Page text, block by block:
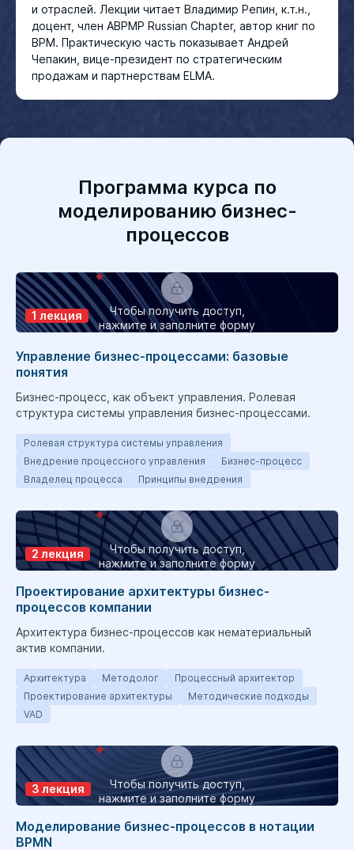
и отраслей. Лекции читает Владимир Репин, к.т.н.,
доцент, член ABPMP Russian Chapter, автор книг по
BPM. Практическую часть показывает Андрей
Чепакин, вице-президент по стратегическим
продажам и партнерствам ELMA.
Программа курса по
моделированию бизнес-
процессов
Чтобы получить доступ,
нажмите и заполните форму
1 лекция
Управление бизнес-процессами: базовые
понятия
Бизнес-процесс, как объект управления. Ролевая
структура системы управления бизнес-процессами.
Ролевая структура системы управления
Внедрение процессного управления
Бизнес-процесс
Владелец процесса
Принципы внедрения
Чтобы получить доступ,
нажмите и заполните форму
2 лекция
Проектирование архитектуры бизнес-
процессов компании
Архитектура бизнес-процессов как нематериальный
актив компании.
Архитектура Методолог
Процессный архитектор
Проектирование архитектуры
Методические подходы
VAD
Чтобы получить доступ,
нажмите и заполните форму
3 лекция
Моделирование бизнес-процессов в нотации
BPMN